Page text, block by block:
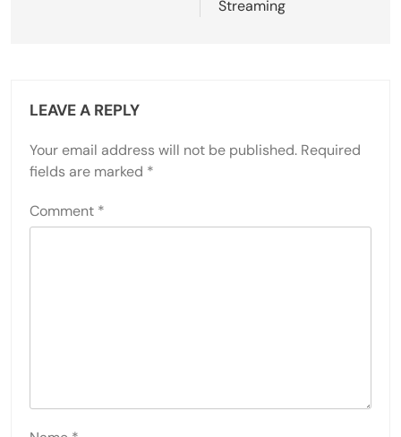
Streaming
LEAVE A REPLY
Your email address will not be published. Required
fields are marked *
Comment *